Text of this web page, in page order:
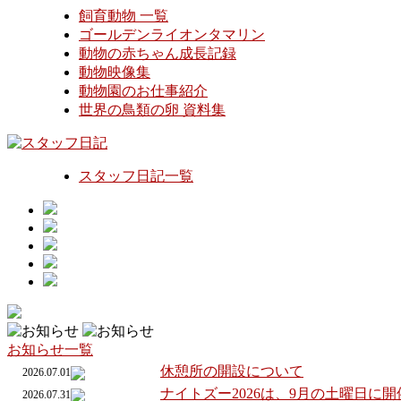
飼育動物 一覧
ゴールデンライオンタマリン
動物の赤ちゃん成長記録
動物映像集
動物園のお仕事紹介
世界の鳥類の卵 資料集
スタッフ日記一覧
お知らせ一覧
2026.07.01 休憩所の開設について
2026.07.31 ナイトズー2026は、9月の土曜日に開